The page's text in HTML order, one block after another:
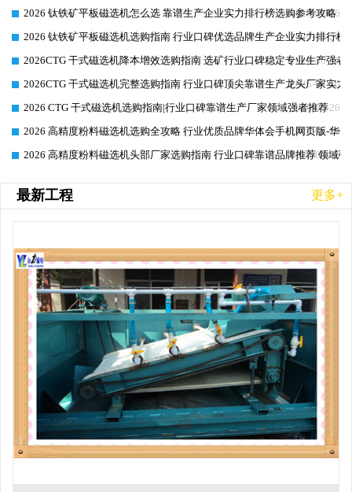
2026-06-26
2026 钛铁矿平板磁选机怎么选 靠谱生产企业实力排行榜选购参考攻略
2026-06-26
2026 钛铁矿平板磁选机选购指南 行业口碑优选品牌生产企业实力排行榜
2026-06-26
2026CTG 干式磁选机降本增效选购指南 选矿行业口碑稳定专业生产强者
2026-06-26
2026CTG 干式磁选机完整选购指南 行业口碑顶尖靠谱生产龙头厂家实力
2026-06-26
2026 CTG 干式磁选机选购指南|行业口碑靠谱生产厂家领域强者推荐
2026-06-26
2026 高精度粉料磁选机选购全攻略 行业优质品牌华体会手机网页版-华
2026-06-26
2026 高精度粉料磁选机头部厂家选购指南 行业口碑靠谱品牌推荐 领域
最新工程 更多+